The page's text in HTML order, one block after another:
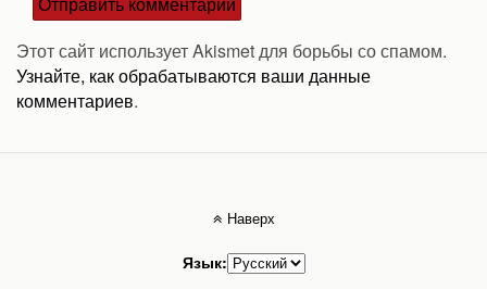
Этот сайт использует Akismet для борьбы со спамом.
Узнайте, как обрабатываются ваши данные
комментариев.
Наверх
Язык: